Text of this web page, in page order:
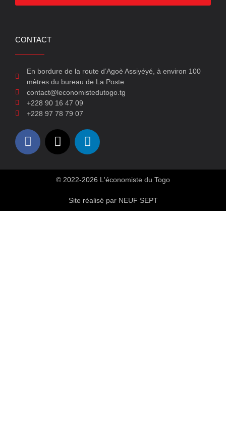
CONTACT
En bordure de la route d’Agoè Assiyéyé, à environ 100
mètres du bureau de La Poste
contact@leconomistedutogo.tg
+228 90 16 47 09
+228 97 78 79 07
© 2022-2026 L'économiste du Togo
Site réalisé par NEUF SEPT